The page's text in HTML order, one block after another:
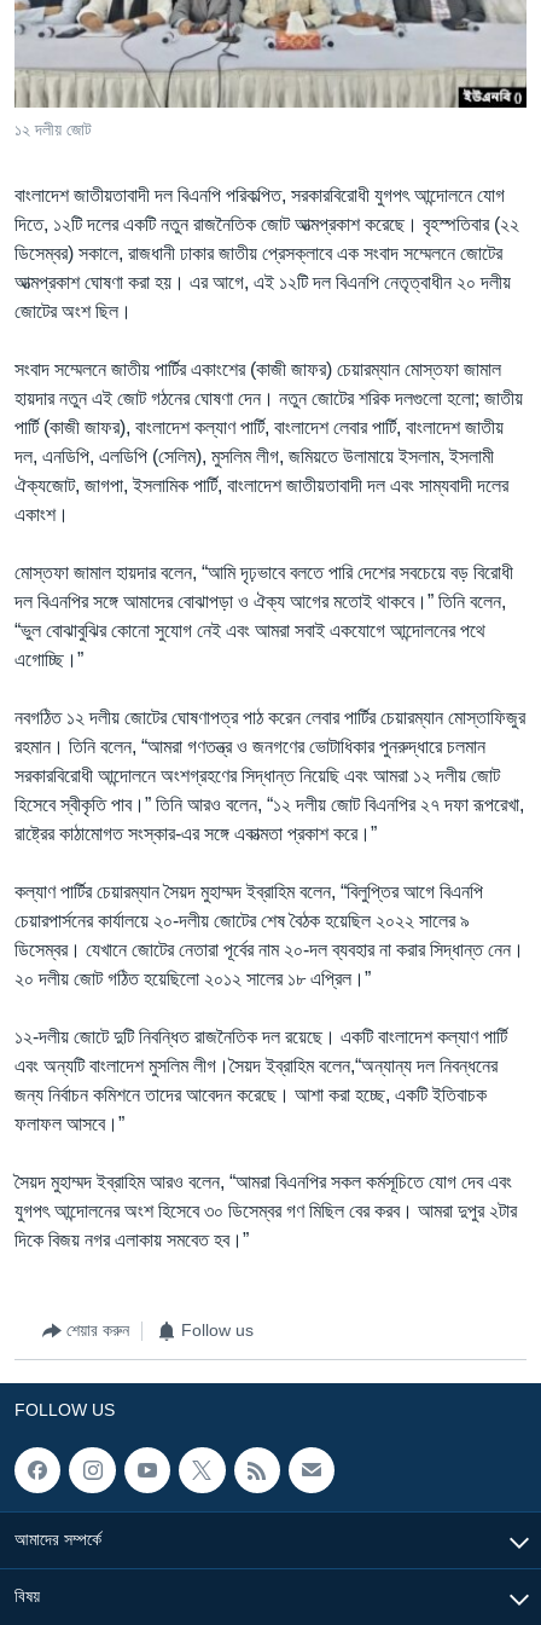
Learning English
FOLLOW US
অন্য ভাষায় ওয়েব সাইট
১২ দলীয় জোট
বাংলাদেশ জাতীয়তাবাদী দল বিএনপি পরিকল্পিত, সরকারবিরোধী যুগপৎ আন্দোলনে যোগ
দিতে, ১২টি দলের একটি নতুন রাজনৈতিক জোট আত্মপ্রকাশ করেছে। বৃহস্পতিবার (২২
ডিসেম্বর) সকালে, রাজধানী ঢাকার জাতীয় প্রেসক্লাবে এক সংবাদ সম্মেলনে জোটের
আত্মপ্রকাশ ঘোষণা করা হয়। এর আগে, এই ১২টি দল বিএনপি নেতৃত্বাধীন ২০ দলীয়
জোটের অংশ ছিল।
সংবাদ সম্মেলনে জাতীয় পার্টির একাংশের (কাজী জাফর) চেয়ারম্যান মোস্তফা জামাল
হায়দার নতুন এই জোট গঠনের ঘোষণা দেন। নতুন জোটের শরিক দলগুলো হলো; জাতীয়
পার্টি (কাজী জাফর), বাংলাদেশ কল্যাণ পার্টি, বাংলাদেশ লেবার পার্টি, বাংলাদেশ জাতীয়
দল, এনডিপি, এলডিপি (সেলিম), মুসলিম লীগ, জমিয়তে উলামায়ে ইসলাম, ইসলামী
ঐক্যজোট, জাগপা, ইসলামিক পার্টি, বাংলাদেশ জাতীয়তাবাদী দল এবং সাম্যবাদী দলের
একাংশ।
মোস্তফা জামাল হায়দার বলেন, “আমি দৃঢ়ভাবে বলতে পারি দেশের সবচেয়ে বড় বিরোধী
দল বিএনপির সঙ্গে আমাদের বোঝাপড়া ও ঐক্য আগের মতোই থাকবে।” তিনি বলেন,
“ভুল বোঝাবুঝির কোনো সুযোগ নেই এবং আমরা সবাই একযোগে আন্দোলনের পথে
এগোচ্ছি।”
নবগঠিত ১২ দলীয় জোটের ঘোষণাপত্র পাঠ করেন লেবার পার্টির চেয়ারম্যান মোস্তাফিজুর
রহমান। তিনি বলেন, “আমরা গণতন্ত্র ও জনগণের ভোটাধিকার পুনরুদ্ধারে চলমান
সরকারবিরোধী আন্দোলনে অংশগ্রহণের সিদ্ধান্ত নিয়েছি এবং আমরা ১২ দলীয় জোট
হিসেবে স্বীকৃতি পাব।” তিনি আরও বলেন, “১২ দলীয় জোট বিএনপির ২৭ দফা রূপরেখা,
রাষ্ট্রের কাঠামোগত সংস্কার-এর সঙ্গে একাত্মতা প্রকাশ করে।”
কল্যাণ পার্টির চেয়ারম্যান সৈয়দ মুহাম্মদ ইব্রাহিম বলেন, “বিলুপ্তির আগে বিএনপি
চেয়ারপার্সনের কার্যালয়ে ২০-দলীয় জোটের শেষ বৈঠক হয়েছিল ২০২২ সালের ৯
ডিসেম্বর। যেখানে জোটের নেতারা পূর্বের নাম ২০-দল ব্যবহার না করার সিদ্ধান্ত নেন।
২০ দলীয় জোট গঠিত হয়েছিলো ২০১২ সালের ১৮ এপ্রিল।”
১২-দলীয় জোটে দুটি নিবন্ধিত রাজনৈতিক দল রয়েছে। একটি বাংলাদেশ কল্যাণ পার্টি
এবং অন্যটি বাংলাদেশ মুসলিম লীগ।সৈয়দ ইব্রাহিম বলেন,“অন্যান্য দল নিবন্ধনের
জন্য নির্বাচন কমিশনে তাদের আবেদন করেছে। আশা করা হচ্ছে, একটি ইতিবাচক
ফলাফল আসবে।”
সৈয়দ মুহাম্মদ ইব্রাহিম আরও বলেন, “আমরা বিএনপির সকল কর্মসূচিতে যোগ দেব এবং
যুগপৎ আন্দোলনের অংশ হিসেবে ৩০ ডিসেম্বর গণ মিছিল বের করব। আমরা দুপুর ২টার
দিকে বিজয় নগর এলাকায় সমবেত হব।”
শেয়ার করুন Follow us
FOLLOW US
আমাদের সম্পর্কে
বিষয়